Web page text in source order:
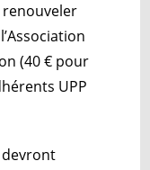
renouveler
(40 € pour
UPP